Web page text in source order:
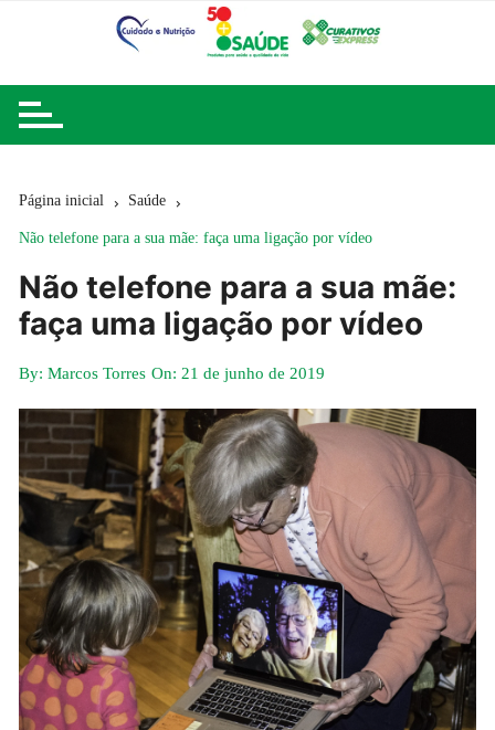
Página inicial Saúde
Não telefone para a sua mãe: faça uma ligação por vídeo
Não telefone para a sua mãe:
faça uma ligação por vídeo
By: Marcos Torres On:21 de junho de 2019